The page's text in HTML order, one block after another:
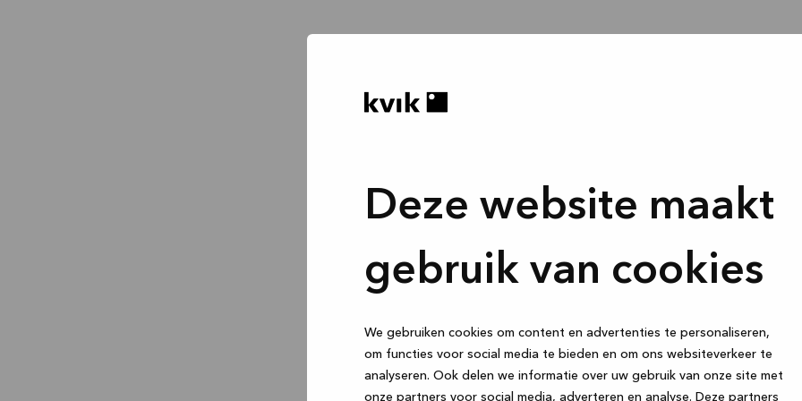
Deze website maakt
gebruik van cookies
We gebruiken cookies om content en advertenties te personaliseren,
om functies voor social media te bieden en om ons websiteverkeer te
analyseren. Ook delen we informatie over uw gebruik van onze site met
onze partners voor social media, adverteren en analyse. Deze partners